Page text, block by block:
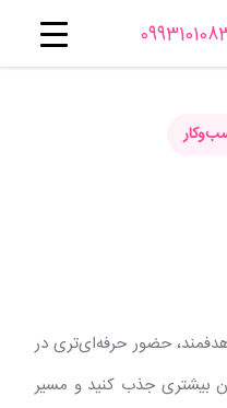
حضور حرفه‌ای‌تری در
بیشتری جذب کنید و مسیر